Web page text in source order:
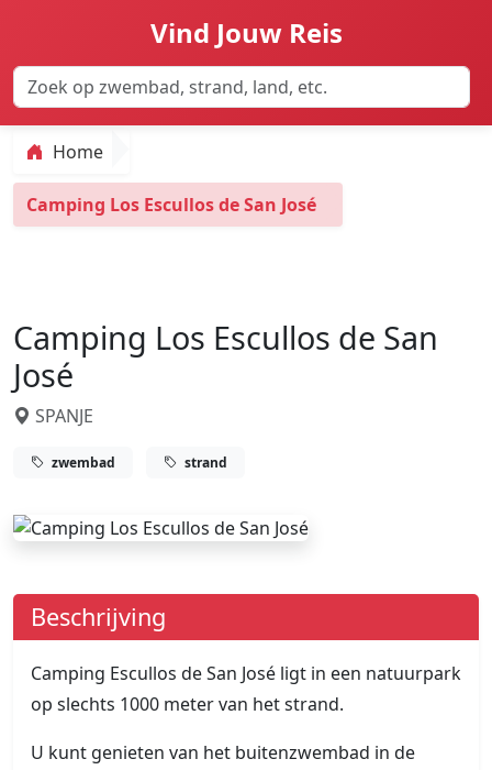
Vind Jouw Reis
Home
Camping Los Escullos de San José
Camping Los Escullos de San
José
SPANJE
zwembad strand
Beschrijving
Camping Escullos de San José ligt in een natuurpark
op slechts 1000 meter van het strand.
U kunt genieten van het buitenzwembad in de